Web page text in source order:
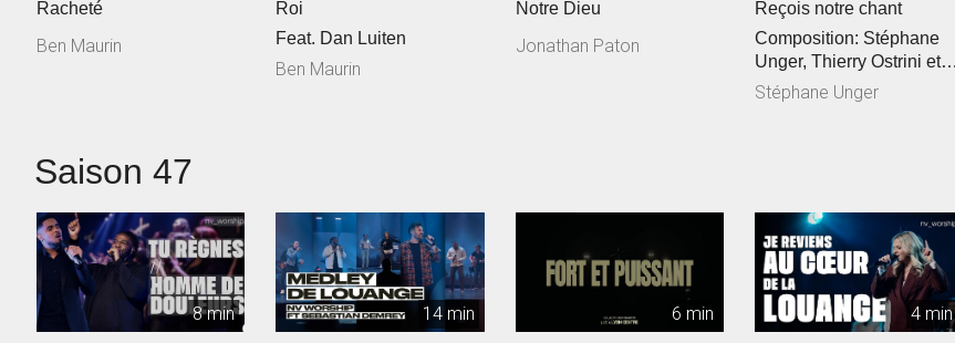
Racheté
Ben Maurin
Roi
Feat. Dan Luiten
Ben Maurin
Notre Dieu
Jonathan Paton
Reçois notre chant
Composition: Stéphane
Unger, Thierry Ostrini et
Siméon Freymond
Stéphane Unger
Saison 47
8 min 14 min 6 min 4 min